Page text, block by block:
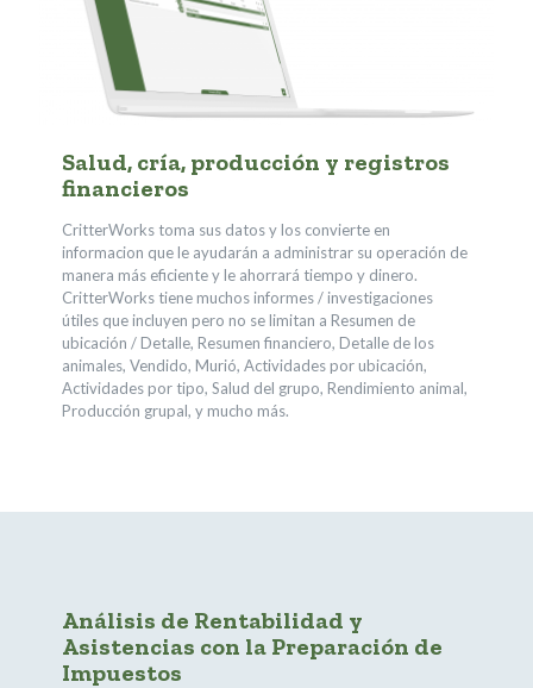
Salud, cría, producción y registros
financieros
CritterWorks toma sus datos y los convierte en
informacion que le ayudarán a administrar su operación de
manera más eficiente y le ahorrará tiempo y dinero.
CritterWorks tiene muchos informes / investigaciones
útiles que incluyen pero no se limitan a Resumen de
ubicación / Detalle, Resumen financiero, Detalle de los
animales, Vendido, Murió, Actividades por ubicación,
Actividades por tipo, Salud del grupo, Rendimiento animal,
Producción grupal, y mucho más.
Análisis de Rentabilidad y
Asistencias con la Preparación de
Impuestos